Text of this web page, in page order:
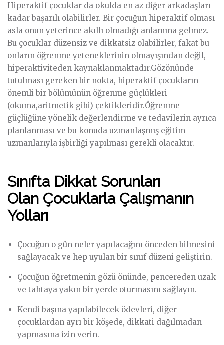
Hiperaktif çocuklar da okulda en az diğer arkadaşları
kadar başarılı olabilirler. Bir çocuğun hiperaktif olması
asla onun yeterince akıllı olmadığı anlamına gelmez.
Bu çocuklar düzensiz ve dikkatsiz olabilirler, fakat bu
onların öğrenme yeteneklerinin olmayışından değil,
hiperaktiviteden kaynaklanmaktadır.Gözönünde
tutulması gereken bir nokta, hiperaktif çocukların
önemli bir bölümünün öğrenme güçlükleri
(okuma,aritmetik gibi) çektikleridir.Öğrenme
güçlüğüne yönelik değerlendirme ve tedavilerin ayrıca
planlanması ve bu konuda uzmanlaşmış eğitim
uzmanlarıyla işbirliği yapılması gerekli olacaktır.
Sınıfta Dikkat Sorunları
Olan Çocuklarla Çalışmanın
Yolları
Çocuğun o gün neler yapılacağını önceden bilmesini
sağlayacak ve hep uyulan bir sınıf düzeni geliştirin.
Çocuğun öğretmenin gözü önünde, pencereden uzak
ve tahtaya yakın bir yerde oturmasını sağlayın.
Kendi başına yapılabilecek ödevleri, diğer
çocuklardan ayrı bir köşede, dikkati dağılmadan
yapmasına izin verin.